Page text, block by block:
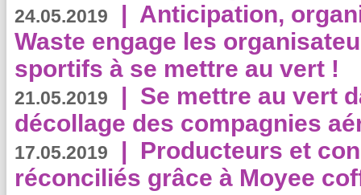
24.05.2019 | Anticipation,
Waste engage les
sportifs à se mettre au vert !
21.05.2019 | Se mettre au vert
décollage des compagnies
17.05.2019 | Producteurs et
réconciliés grâce à Moyee